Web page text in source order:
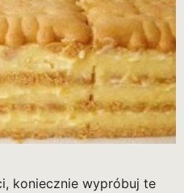
koniecznie wypróbuj te